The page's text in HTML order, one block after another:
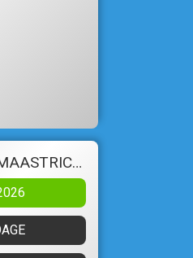
ANDRE RIEUS 2026 SUMMER CONCERT: VIVA MAASTRICHT!